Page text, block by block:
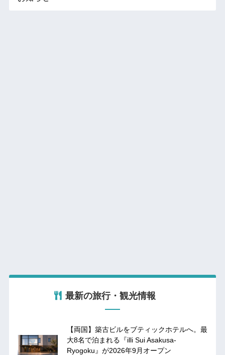
最新の旅行・観光情報
【両国】築古ビルをブティックホテルへ。最
大8名で泊まれる『illi Sui Asakusa-
Ryogoku』が2026年9月オープン